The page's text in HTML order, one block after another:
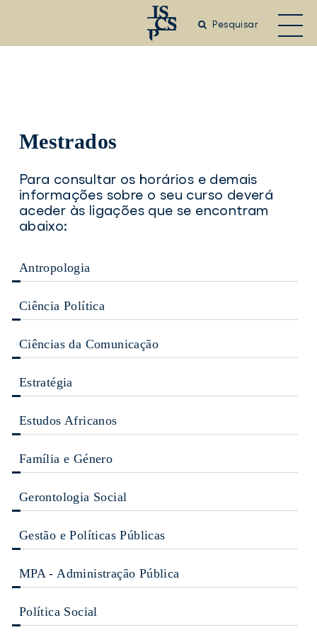
Pesquisar
Mestrados
Para consultar os horários e demais
informações sobre o seu curso deverá
aceder às ligações que se encontram
abaixo:
Antropologia
Ciência Política
Ciências da Comunicação
Estratégia
Estudos Africanos
Família e Género
Gerontologia Social
Gestão e Políticas Públicas
MPA - Administração Pública
Política Social